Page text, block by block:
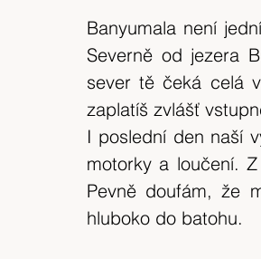
Banyumala není
Severně od jezera
sever tě čeká celá
zaplatíš zvlášť
I poslední den naší
motorky a loučení.
Pevně doufám, že
hluboko do batohu.